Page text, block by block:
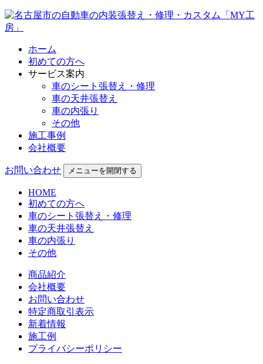
ホーム
初めての方へ
サービス案内
車のシート張替え・修理
車の天井張替え
車の内張り
その他
施工事例
会社概要
お問い合わせ メニューを開閉する
HOME
初めての方へ
車のシート張替え・修理
車の天井張替え
車の内張り
その他
商品紹介
会社概要
お問い合わせ
特定商取引表示
新着情報
施工例
プライバシーポリシー